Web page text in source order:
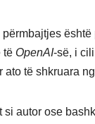
të OpenAI-së, i
ato të shkruara
si autor ose